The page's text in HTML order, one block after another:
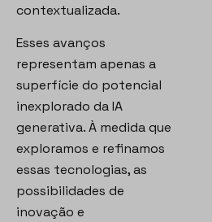
contextualizada.
Esses avanços
representam apenas a
superfície do potencial
inexplorado da IA
generativa. À medida que
exploramos e refinamos
essas tecnologias, as
possibilidades de
inovação e